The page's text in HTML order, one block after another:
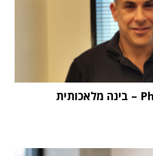
"העתיד הוא Physical AI – בינה מלאכותית